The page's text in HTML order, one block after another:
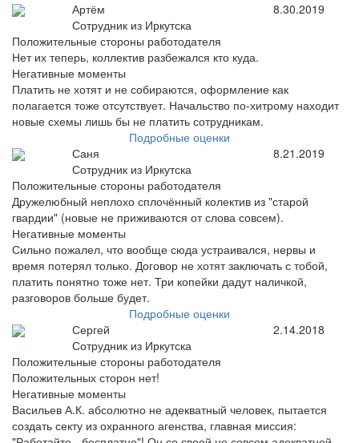
Артём
Сотрудник из Иркутска
8.30.2019
Положительные стороны работодателя
Нет их теперь, коллектив разбежался кто куда.
Негативные моменты
Платить не хотят и не собираются, оформление как
полагается тоже отсутствует. Начальство по-хитрому находит
новые схемы лишь бы не платить сотрудникам.
Подробные оценки
Саня
Сотрудник из Иркутска
8.21.2019
Положительные стороны работодателя
Дружелюбный неплохо сплочённый колектив из "старой
гвардии" (новые не приживаются от слова совсем).
Негативные моменты
Сильно пожалел, что вообще сюда устраивался, нервы и
время потерял только. Договор не хотят заключать с тобой,
платить понятно тоже нет. Три копейки дадут наличкой,
разговоров больше будет.
Подробные оценки
Сергей
Сотрудник из Иркутска
2.14.2018
Положительные стороны работодателя
Положительных сторон нет!
Негативные моменты
Васильев А.К. абсолютно не адекватный человек, пытается
создать секту из охранного агенства, главная миссия: